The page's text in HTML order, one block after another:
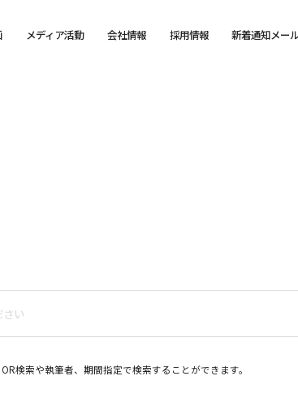
メディア活動 会社情報 採用情報 新着通知メー
OR検索や執筆者、期間指定で検索することができます。